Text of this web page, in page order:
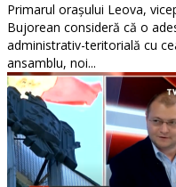
Primarul orașului Leova,
Bujorean consideră că o
administrativ-teritorială cu
ansamblu, noi...